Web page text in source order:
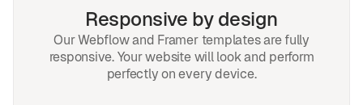
Responsive by design
Our Webflow and Framer templates are fully
responsive. Your website will look and perform
perfectly on every device.